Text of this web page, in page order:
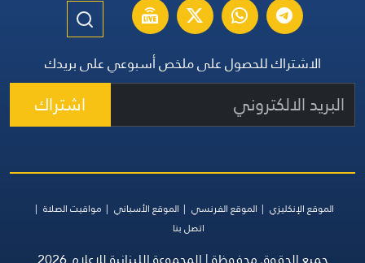
الاشتراك للحصول على ملخص أسبوعي على بريدك
اشتراك
الموقع الإنكليزي الموقع الفرنسي الموقع الأسباني
مواقيت الصلاة
اتصل بنا